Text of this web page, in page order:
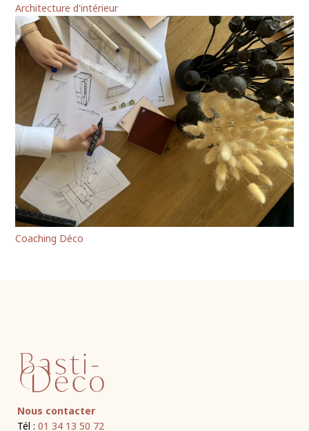
Architecture d'intérieur
Coaching Déco
Nous contacter
Tél : 01 34 13 50 72